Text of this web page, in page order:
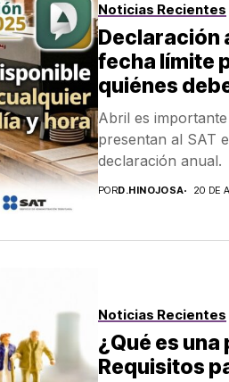
Noticias Recientes
Declaración
fecha límite
quiénes
Abril es
presentan al SAT
declaración anual.
PORD.HINOJOSA 20 DE
Noticias Recientes
¿Qué es
Requisitos